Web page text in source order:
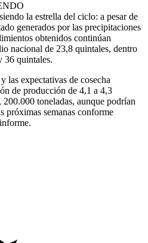
la estrella del ciclo: a pesar de
generados por las precipitaciones
obtenidos continúan
nacional de 23,8 quintales, dentro
36 quintales.
las expectativas de cosecha
de producción de 4,1 a 4,3
toneladas, aunque podrían
próximas semanas conforme